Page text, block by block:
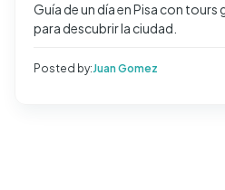
Guía de un día en Pisa con
para descubrir la ciudad.
Posted by:Juan Gomez